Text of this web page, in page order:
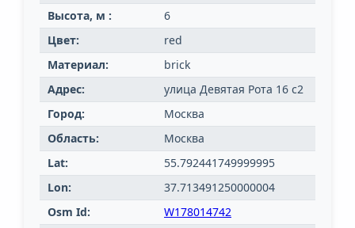
Высота, м :
6
Цвет:
red
Материал:
brick
Адрес:
улица Девятая Рота 16 с2
Город:
Москва
Область:
Москва
Lat:
55.792441749999995
Lon:
37.713491250000004
Osm Id:
W178014742